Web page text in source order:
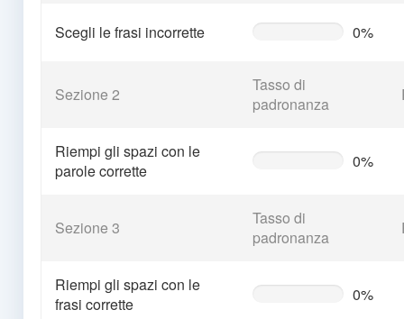
Scegli le frasi incorrette 0%
Sezione 2
Tasso di
padronanza
Riempi gli spazi con le
parole corrette
0%
Sezione 3
Tasso di
padronanza
Riempi gli spazi con le
frasi corrette
0%